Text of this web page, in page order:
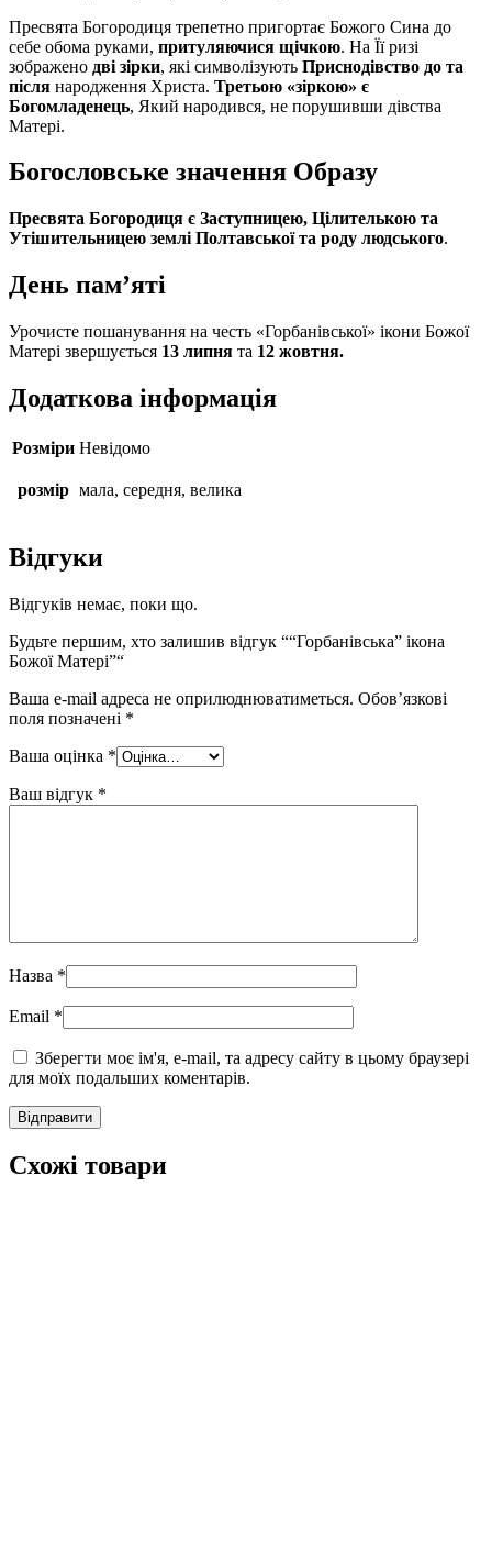
Пресвята Богородиця трепетно пригортає Божого Сина до
себе обома руками, притуляючися щічкою. На Її ризі
зображено дві зірки, які символізують Приснодівство до та
після народження Христа. Третьою «зіркою» є
Богомладенець, Який народився, не порушивши дівства
Матері.
Богословське значення Образу
Пресвята Богородиця є Заступницею, Цілителькою та
Утішительницею землі Полтавської та роду людського.
День пам’яті
Урочисте пошанування на честь «Горбанівської» ікони Божої
Матері звершується 13 липня та 12 жовтня.
Додаткова інформація
Розміри Невідомо
розмір мала, середня, велика
Відгуки
Відгуків немає, поки що.
Будьте першим, хто залишив відгук ““Горбанівська” ікона
Божої Матері”“
Ваша e-mail адреса не оприлюднюватиметься. Обов’язкові
поля позначені *
Ваша оцінка *
Ваш відгук *
Назва *
Email *
Зберегти моє ім'я, e-mail, та адресу сайту в цьому браузері
для моїх подальших коментарів.
Схожі товари